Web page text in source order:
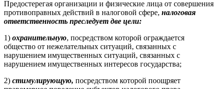
Предостерегая организации и физические лица от совершения
противоправных действий в налоговой сфере, налоговая
ответственность преследует две цели:
1) охранительную, посредством которой ограждается
общество от нежелательных ситуаций, связанных с
нарушением имущественных ситуаций, связанных с
нарушением имущественных интересов государства;
2) стимулирующую, посредством которой поощряет